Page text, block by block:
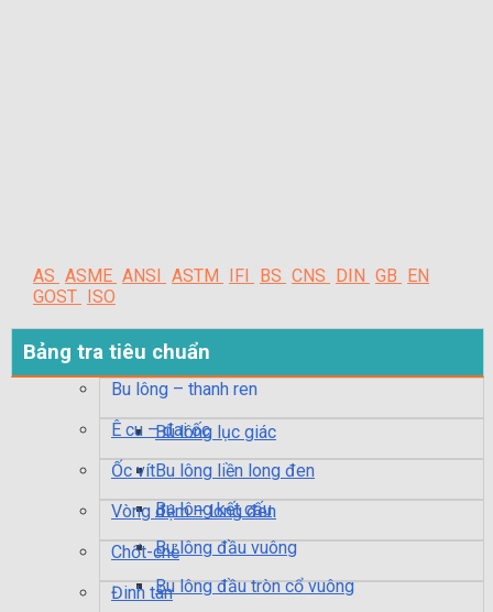
AS ASME ANSI ASTM IFI BS CNS DIN GB EN
GOST ISO
Bảng tra tiêu chuẩn
Bu lông – thanh ren
Bu lông lục giác
Bu lông liền long đen
Bu lông kết cấu
Bu lông đầu vuông
Bu lông đầu tròn cổ vuông
Ê cu – đai ốc
Ốc vít
Vòng đệm – long đen
Chốt-chẻ
Đinh tán